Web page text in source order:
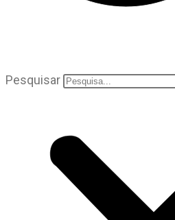
Pesquisar